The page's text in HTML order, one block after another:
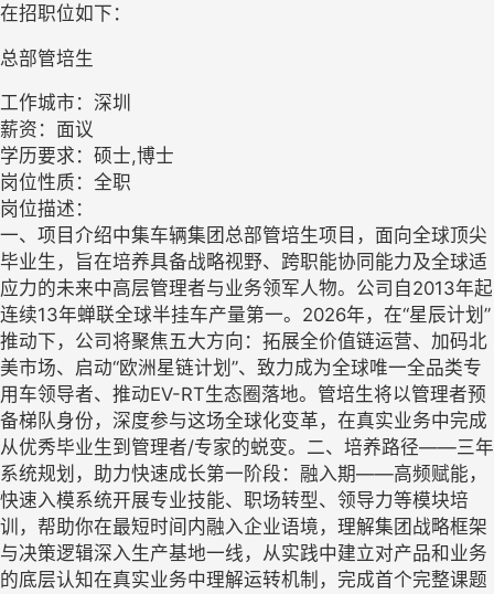
在招职位如下：
总部管培生
工作城市：深圳
薪资：面议
学历要求：硕士,博士
岗位性质：全职
岗位描述：
一、项目介绍中集车辆集团总部管培生项目，面向全球顶尖
毕业生，旨在培养具备战略视野、跨职能协同能力及全球适
应力的未来中高层管理者与业务领军人物。公司自2013年起
连续13年蝉联全球半挂车产量第一。2026年，在“星辰计划”
推动下，公司将聚焦五大方向：拓展全价值链运营、加码北
美市场、启动“欧洲星链计划”、致力成为全球唯一全品类专
用车领导者、推动EV-RT生态圈落地。管培生将以管理者预
备梯队身份，深度参与这场全球化变革，在真实业务中完成
从优秀毕业生到管理者/专家的蜕变。二、培养路径——三年
系统规划，助力快速成长第一阶段：融入期——高频赋能，
快速入模系统开展专业技能、职场转型、领导力等模块培
训，帮助你在最短时间内融入企业语境，理解集团战略框架
与决策逻辑深入生产基地一线，从实践中建立对产品和业务
的底层认知在真实业务中理解运转机制，完成首个完整课题